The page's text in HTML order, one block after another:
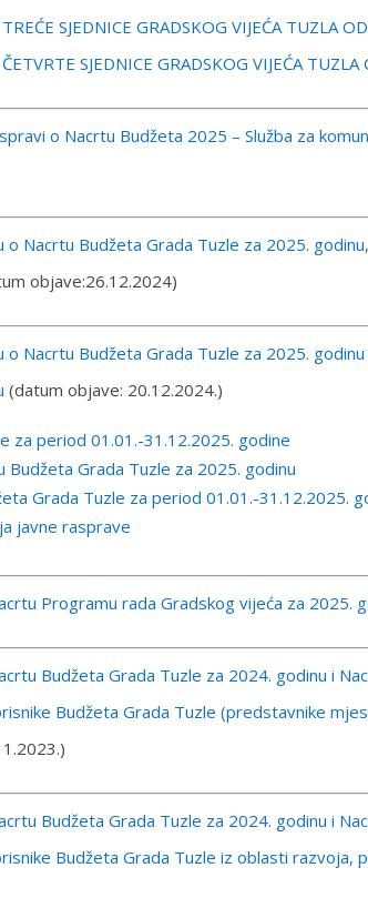
SJEDNICE GRADSKOG VIJEĆA TUZLA
SJEDNICE GRADSKOG VIJEĆA
o Nacrtu Budžeta 2025 – Služba za
o Nacrtu Budžeta Grada Tuzle za 2025.
objave:26.12.2024)
o Nacrtu Budžeta Grada Tuzle za 2025.
(datum objave: 20.12.2024.)
za period 01.01.-31.12.2025. godine
Budžeta Grada Tuzle za 2025. godinu
Grada Tuzle za period 01.01.-31.12.2025.
javne rasprave
Programu rada Gradskog vijeća za 2025.
Budžeta Grada Tuzle za 2024. godinu i
Budžeta Grada Tuzle (predstavnike
Budžeta Grada Tuzle za 2024. godinu i
Budžeta Grada Tuzle iz oblasti razvoja,